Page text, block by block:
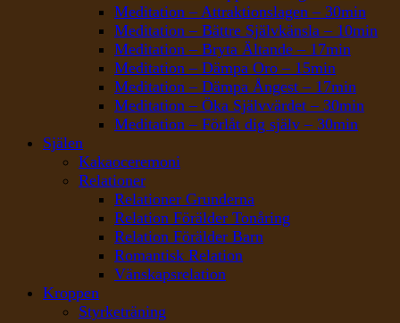
Meditation – Attraktionslagen – 30min
Meditation – Bättre Självkänsla – 10min
Meditation – Bryta Ältande – 17min
Meditation – Dämpa Oro – 15min
Meditation – Dämpa Ångest – 17min
Meditation – Öka Självvärdet – 30min
Meditation – Förlåt dig själv – 30min
Själen
Kakaoceremoni
Relationer
Relationer Grunderna
Relation Förälder Tonåring
Relation Förälder Barn
Romantisk Relation
Vänskapsrelation
Kroppen
Styrketräning